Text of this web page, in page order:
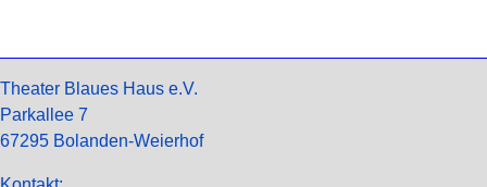
Theater Blaues Haus e.V.
Parkallee 7
67295 Bolanden-Weierhof